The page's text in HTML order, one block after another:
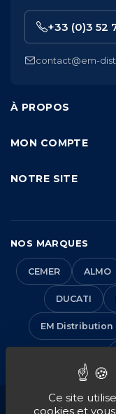
À PROPOS
MON COMPTE
NOTRE SITE
+33 (0)3 52
contact@em-
NOS MARQUES
CEMER ALMO
DUCATI
EM Distribution
Mentions
Ce site
cookies et